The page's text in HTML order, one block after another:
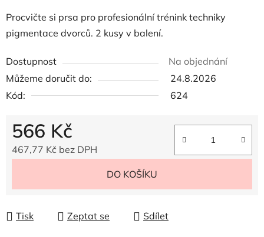
Procvičte si prsa pro profesionální trénink techniky
pigmentace dvorců. 2 kusy v balení.
Dostupnost
Na objednání
Můžeme doručit do:
24.8.2026
Kód:
624
566 Kč
467,77 Kč bez DPH
DO KOŠÍKU
Tisk Zeptat se Sdílet